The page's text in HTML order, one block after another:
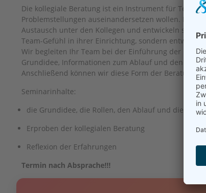
Die kollegiale Beratung ist ein Instrument für
Problemstellungen auseinandersetzen wollen.
Austausch unter den Kollegen und entwickeln so
Team-Gefühl in ihrer Einrichtung, sondern
Wir begleiten Ihr Team bei der Einführung der
Grundidee, Informationen zum Ablauf und den
Anschließend können wir diese Form der Beratung
Seminarinhalte:
die Grundidee, die Rollen, den Ablauf und die
Erproben der kollegialen Beratung
Reflexion der Erfahrungen
Termin nach Absprache!!!